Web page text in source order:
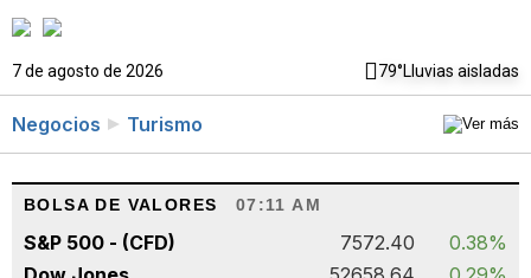
7 de agosto de 2026 79°Lluvias aisladas
Negocios Turismo
BOLSA DE VALORES 07:11 AM
S&P 500 - (CFD) 7572.40
0.38%